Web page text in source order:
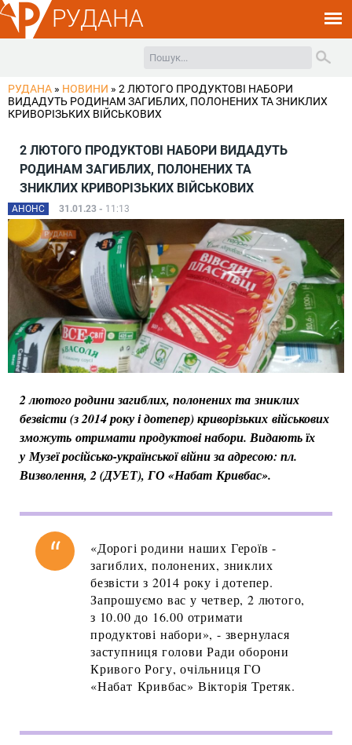
РУДАНА
РУДАНА » НОВИНИ » 2 ЛЮТОГО ПРОДУКТОВІ НАБОРИ
ВИДАДУТЬ РОДИНАМ ЗАГИБЛИХ, ПОЛОНЕНИХ ТА ЗНИКЛИХ
КРИВОРІЗЬКИХ ВІЙСЬКОВИХ
2 ЛЮТОГО ПРОДУКТОВІ НАБОРИ ВИДАДУТЬ
РОДИНАМ ЗАГИБЛИХ, ПОЛОНЕНИХ ТА
ЗНИКЛИХ КРИВОРІЗЬКИХ ВІЙСЬКОВИХ
АНОНС 31.01.23 - 11:13
2 лютого родини загиблих, полонених та зниклих
безвісти (з 2014 року і дотепер) криворізьких військових
зможуть отримати продуктові набори. Видають їх
у Музеї російсько-української війни за адресою: пл.
Визволення, 2 (ДУЕТ), ГО «Набат Кривбас».
«Дорогі родини наших Героїв -
загиблих, полонених, зниклих
безвісти з 2014 року і дотепер.
Запрошуємо вас у четвер, 2 лютого,
з 10.00 до 16.00 отримати
продуктові набори», - звернулася
заступниця голови Ради оборони
Кривого Рогу, очільниця ГО
«Набат Кривбас» Вікторія Третяк.